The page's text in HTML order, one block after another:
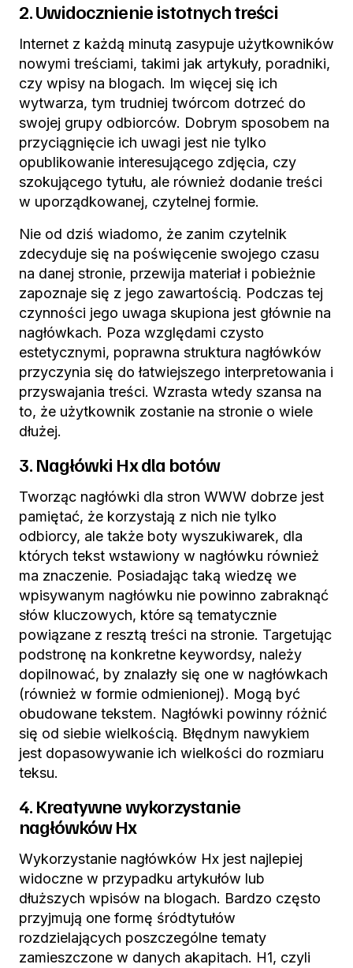
2. Uwidocznienie istotnych treści
Internet z każdą minutą zasypuje użytkowników
nowymi treściami, takimi jak artykuły, poradniki,
czy wpisy na blogach. Im więcej się ich
wytwarza, tym trudniej twórcom dotrzeć do
swojej grupy odbiorców. Dobrym sposobem na
przyciągnięcie ich uwagi jest nie tylko
opublikowanie interesującego zdjęcia, czy
szokującego tytułu, ale również dodanie treści
w uporządkowanej, czytelnej formie.
Nie od dziś wiadomo, że zanim czytelnik
zdecyduje się na poświęcenie swojego czasu
na danej stronie, przewija materiał i pobieżnie
zapoznaje się z jego zawartością. Podczas tej
czynności jego uwaga skupiona jest głównie na
nagłówkach. Poza względami czysto
estetycznymi, poprawna struktura nagłówków
przyczynia się do łatwiejszego interpretowania i
przyswajania treści. Wzrasta wtedy szansa na
to, że użytkownik zostanie na stronie o wiele
dłużej.
3. Nagłówki Hx dla botów
Tworząc nagłówki dla stron WWW dobrze jest
pamiętać, że korzystają z nich nie tylko
odbiorcy, ale także boty wyszukiwarek, dla
których tekst wstawiony w nagłówku również
ma znaczenie. Posiadając taką wiedzę we
wpisywanym nagłówku nie powinno zabraknąć
słów kluczowych, które są tematycznie
powiązane z resztą treści na stronie. Targetując
podstronę na konkretne keywordsy, należy
dopilnować, by znalazły się one w nagłówkach
(również w formie odmienionej). Mogą być
obudowane tekstem. Nagłówki powinny różnić
się od siebie wielkością. Błędnym nawykiem
jest dopasowywanie ich wielkości do rozmiaru
teksu.
4. Kreatywne wykorzystanie
nagłówków Hx
Wykorzystanie nagłówków Hx jest najlepiej
widoczne w przypadku artykułów lub
dłuższych wpisów na blogach. Bardzo często
przyjmują one formę śródtytułów
rozdzielających poszczególne tematy
zamieszczone w danych akapitach. H1, czyli